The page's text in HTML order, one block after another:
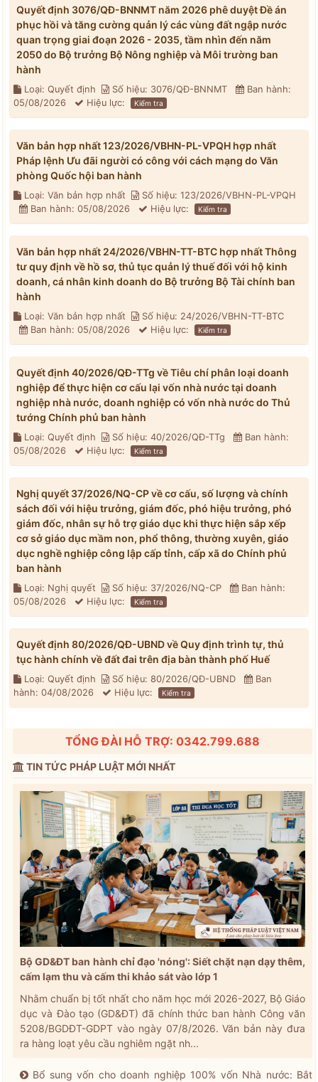
Quyết định 3076/QĐ-BNNMT năm 2026 phê duyệt Đề án
phục hồi và tăng cường quản lý các vùng đất ngập nước
quan trọng giai đoạn 2026 - 2035, tầm nhìn đến năm
2050 do Bộ trưởng Bộ Nông nghiệp và Môi trường ban
hành
Loại: Quyết định Số hiệu: 3076/QĐ-BNNMT
Ban hành:
05/08/2026
Hiệu lực: Kiểm tra
Văn bản hợp nhất 123/2026/VBHN-PL-VPQH hợp nhất
Pháp lệnh Ưu đãi người có công với cách mạng do Văn
phòng Quốc hội ban hành
Loại: Văn bản hợp nhất
Số hiệu: 123/2026/VBHN-PL-VPQH
Ban hành: 05/08/2026
Hiệu lực: Kiểm tra
Văn bản hợp nhất 24/2026/VBHN-TT-BTC hợp nhất Thông
tư quy định về hồ sơ, thủ tục quản lý thuế đối với hộ kinh
doanh, cá nhân kinh doanh do Bộ trưởng Bộ Tài chính ban
hành
Loại: Văn bản hợp nhất
Số hiệu: 24/2026/VBHN-TT-BTC
Ban hành: 05/08/2026
Hiệu lực: Kiểm tra
Quyết định 40/2026/QĐ-TTg về Tiêu chí phân loại doanh
nghiệp để thực hiện cơ cấu lại vốn nhà nước tại doanh
nghiệp nhà nước, doanh nghiệp có vốn nhà nước do Thủ
tướng Chính phủ ban hành
Loại: Quyết định Số hiệu: 40/2026/QĐ-TTg
Ban hành:
05/08/2026
Hiệu lực: Kiểm tra
Nghị quyết 37/2026/NQ-CP về cơ cấu, số lượng và chính
sách đối với hiệu trưởng, giám đốc, phó hiệu trưởng, phó
giám đốc, nhân sự hỗ trợ giáo dục khi thực hiện sắp xếp
cơ sở giáo dục mầm non, phổ thông, thường xuyên, giáo
dục nghề nghiệp công lập cấp tỉnh, cấp xã do Chính phủ
ban hành
Loại: Nghị quyết Số hiệu: 37/2026/NQ-CP
Ban hành:
05/08/2026
Hiệu lực: Kiểm tra
Quyết định 80/2026/QĐ-UBND về Quy định trình tự, thủ
tục hành chính về đất đai trên địa bàn thành phố Huế
Loại: Quyết định Số hiệu: 80/2026/QĐ-UBND
Ban
hành: 04/08/2026
Hiệu lực: Kiểm tra
TỔNG ĐÀI HỖ TRỢ: 0342.799.688
TIN TỨC PHÁP LUẬT MỚI NHẤT
Bộ GD&ĐT ban hành chỉ đạo 'nóng': Siết chặt nạn dạy thêm,
cấm lạm thu và cấm thi khảo sát vào lớp 1
Nhằm chuẩn bị tốt nhất cho năm học mới 2026-2027, Bộ Giáo
dục và Đào tạo (GD&ĐT) đã chính thức ban hành Công văn
5208/BGDĐT-GDPT vào ngày 07/8/2026. Văn bản này đưa
ra hàng loạt yêu cầu nghiêm ngặt nh...
Bổ sung vốn cho doanh nghiệp 100% vốn Nhà nước: Bắt